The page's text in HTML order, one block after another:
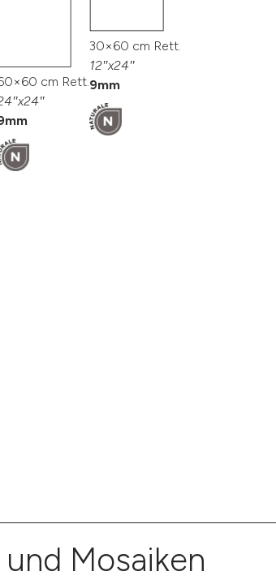
cm Rett.
30×60 cm Rett.
12″x24″
9mm
Mosaiken